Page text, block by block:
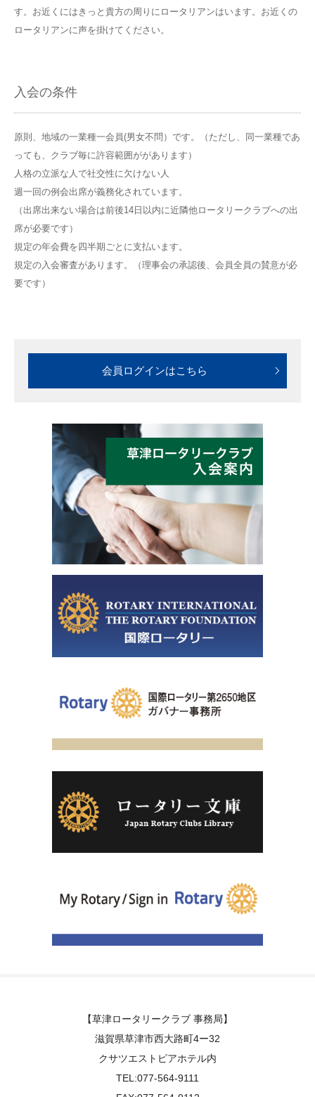
す。お近くにはきっと貴方の周りにロータリアンはいます。お近くの
ロータリアンに声を掛けてください。
入会の条件
原則、地域の一業種一会員(男女不問）です。（ただし、同一業種であ
っても、クラブ毎に許容範囲ががあります）
人格の立派な人で社交性に欠けない人
週一回の例会出席が義務化されています。
（出席出来ない場合は前後14日以内に近隣他ロータリークラブへの出
席が必要です）
規定の年会費を四半期ごとに支払います。
規定の入会審査があります。（理事会の承認後、会員全員の賛意が必
要です）
会員ログインはこちら
【草津ロータリークラブ 事務局】
滋賀県草津市西大路町4ー32
クサツエストピアホテル内
TEL:077-564-9111